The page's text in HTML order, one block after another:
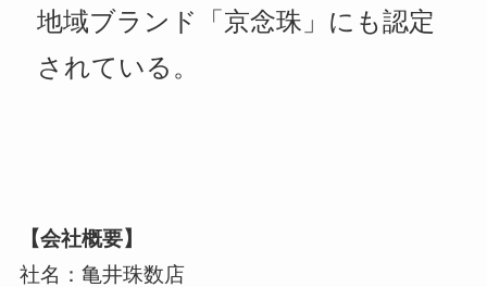
地域ブランド「京念珠」にも認定
されている。
【会社概要】
社名：亀井珠数店